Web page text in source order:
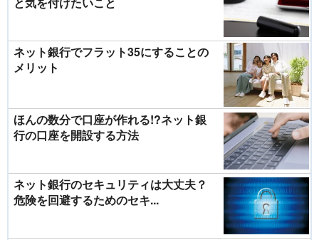
ネット銀行でフラット35にすることの
メリット
ほんの数分で口座が作れる!?ネット銀
行の口座を開設する方法
ネット銀行のセキュリティは大丈夫？
危険を回避するためのセキ...